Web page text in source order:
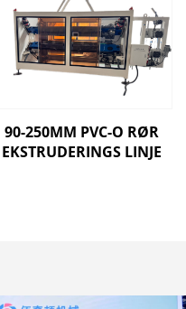
90-250MM PVC-O RØR
EKSTRUDERINGS LINJE